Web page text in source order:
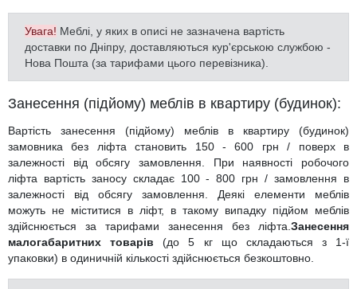
Увага! Меблі, у яких в описі не зазначена вартість
доставки по Дніпру, доставляються кур'єрською службою -
Нова Пошта (за тарифами цього перевізника).
Занесення (підйому) меблів в квартиру (будинок):
Вартість занесення (підйому) меблів в квартиру (будинок)
замовника без ліфта становить 150 - 600 грн / поверх в
залежності від обсягу замовлення. При наявності робочого
ліфта вартість заносу складає 100 - 800 грн / замовлення в
залежності від обсягу замовлення. Деякі елементи меблів
можуть не міститися в ліфт, в такому випадку підйом меблів
здійснюється за тарифами занесення без ліфта.Занесення
малогабаритних товарів (до 5 кг що складаються з 1-ї
упаковки) в одиничній кількості здійснюється безкоштовно.